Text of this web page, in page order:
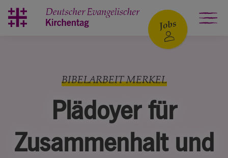
Plädoyer für
Zusammenhalt und
BIBELARBEIT MERKEL